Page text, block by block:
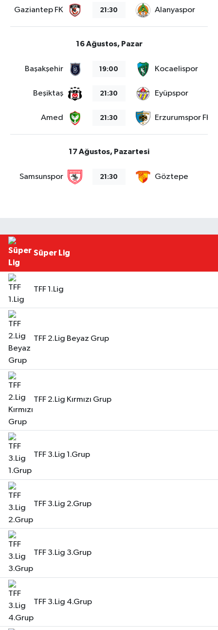
Gaziantep FK 21:30 Alanyaspor
16 Ağustos, Pazar
Başakşehir 19:00 Kocaelispor
Beşiktaş 21:30 Eyüpspor
Amed 21:30 Erzurumspor FK
17 Ağustos, Pazartesi
Samsunspor 21:30 Göztepe
Süper Lig
TFF 1.Lig
TFF 2.Lig Beyaz Grup
TFF 2.Lig Kırmızı Grup
TFF 3.Lig 1.Grup
TFF 3.Lig 2.Grup
TFF 3.Lig 3.Grup
TFF 3.Lig 4.Grup